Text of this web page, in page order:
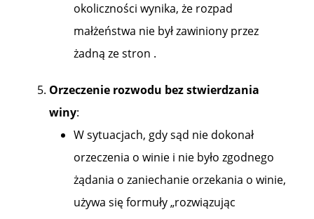
okoliczności wynika, że rozpad
małżeństwa nie był zawiniony przez
żadną ze stron .
Orzeczenie rozwodu bez stwierdzania
winy:
W sytuacjach, gdy sąd nie dokonał
orzeczenia o winie i nie było zgodnego
żądania o zaniechanie orzekania o winie,
używa się formuły „rozwiązując